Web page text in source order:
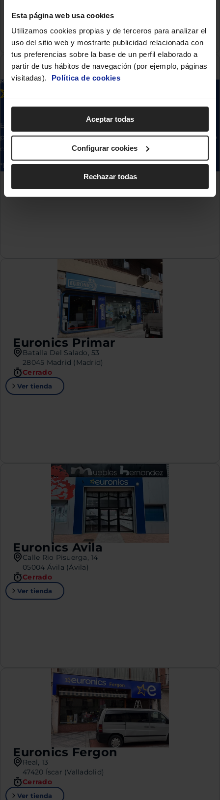
Esta página web usa cookies
Utilizamos cookies propias y de terceros para analizar el
uso del sitio web y mostrarte publicidad relacionada con
tus preferencias sobre la base de un perfil elaborado a
partir de tus hábitos de navegación (por ejemplo, páginas
visitadas). Política de cookies
Aceptar todas
Configurar cookies
Rechazar todas
Euronics Segovia
Calle José Zorrilla, 91
40002 Segovia (Segovia)
Euronics Primar
Batalla Del Salado, 53
28045 Madrid (Madrid)
Cerrado
Ver tienda
Euronics Avila
Calle Rio Pisuerga, 14
05004 Ávila (Ávila)
Cerrado
Ver tienda
Euronics Fergon
Real, 13
47420 Íscar (Valladolid)
Cerrado
Ver tienda
Euronics.es - Copyright 2025 Prohibida la reproducción total o
parcial del contenido aparecido en este sitio web, sin el expreso
consentimiento del propietario.
*Datos agregados del grupo Sinersis.